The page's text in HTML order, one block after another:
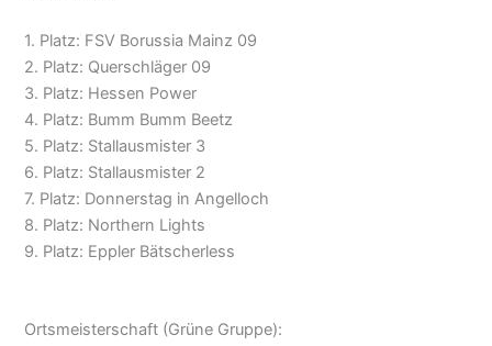
1. Platz: FSV Borussia Mainz 09
2. Platz: Querschläger 09
3. Platz: Hessen Power
4. Platz: Bumm Bumm Beetz
5. Platz: Stallausmister 3
6. Platz: Stallausmister 2
7. Platz: Donnerstag in Angelloch
8. Platz: Northern Lights
9. Platz: Eppler Bätscherless
Ortsmeisterschaft (Grüne Gruppe):